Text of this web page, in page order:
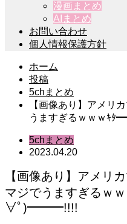
漫画まとめ
AIまとめ
お問い合わせ
個人情報保護方針
ホーム
投稿
5chまとめ
【画像あり】アメリ
うますぎるｗｗｗ
5chまとめ
2023.04.20
【画像あり】アメリ
マジでうますぎるｗ
∀ﾟ)━━━!!!!